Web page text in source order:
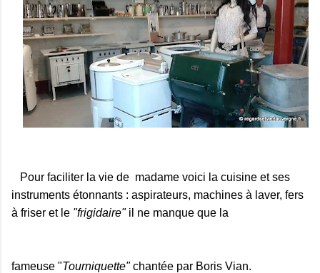
Pour faciliter la vie de madame voici la cuisine et ses
instruments étonnants : aspirateurs, machines à laver, fers
à friser et le "frigidaire" il ne manque que la
fameuse "Tourniquette"chantée par Boris Vian.